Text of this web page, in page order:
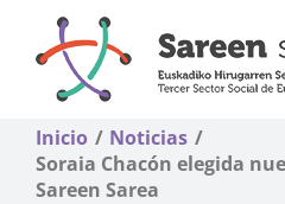
contenido
Inicio
Noticias
Soraia Chacón elegida
Sareen Sarea